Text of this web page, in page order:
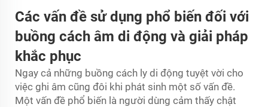
Các vấn đề sử dụng phổ biến đối với
buồng cách âm di động và giải pháp
khắc phục
Ngay cả những buồng cách ly di động tuyệt vời cho
việc ghi âm cũng đôi khi phát sinh một số vấn đề.
Một vấn đề phổ biến là người dùng cảm thấy chật